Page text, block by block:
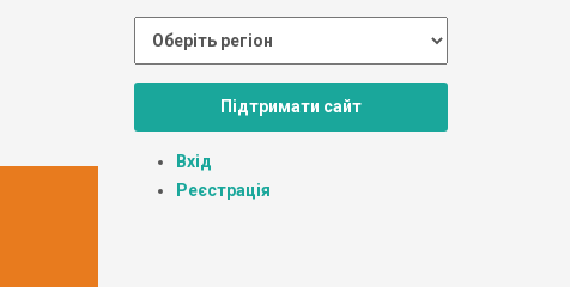
Підтримати сайт
Вхід
Реєстрація